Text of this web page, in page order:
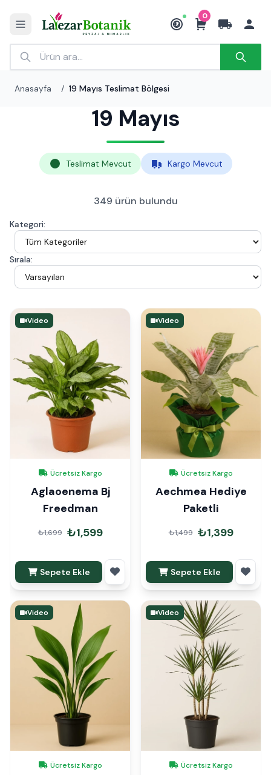
₺
0
Anasayfa / 19 Mayıs Teslimat Bölgesi
19 Mayıs
Teslimat Mevcut Kargo Mevcut
349 ürün bulundu
Kategori:
Sırala:
Video
Ücretsiz Kargo
Aglaoenema Bj
Freedman
₺1,699 ₺1,599
Sepete Ekle
Video
Ücretsiz Kargo
Aechmea Hediye
Paketli
₺1,499 ₺1,399
Sepete Ekle
Video
Ücretsiz Kargo
Video
Ücretsiz Kargo